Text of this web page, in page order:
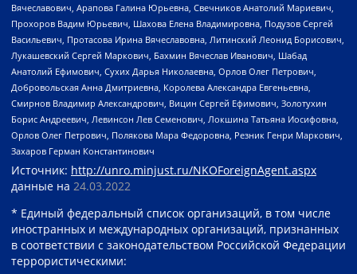
Вячеславович, Арапова Галина Юрьевна, Свечников Анатолий Мариевич,
Прохоров Вадим Юрьевич, Шахова Елена Владимировна, Подузов Сергей
Васильевич, Протасова Ирина Вячеславовна, Литинский Леонид Борисович,
Лукашевский Сергей Маркович, Бахмин Вячеслав Иванович, Шабад
Анатолий Ефимович, Сухих Дарья Николаевна, Орлов Олег Петрович,
Добровольская Анна Дмитриевна, Королева Александра Евгеньевна,
Смирнов Владимир Александрович, Вицин Сергей Ефимович, Золотухин
Борис Андреевич, Левинсон Лев Семенович, Локшина Татьяна Иосифовна,
Орлов Олег Петрович, Полякова Мара Федоровна, Резник Генри Маркович,
Захаров Герман Константинович
Источник: http://unro.minjust.ru/NKOForeignAgent.aspx
данные на 24.03.2022
* Единый федеральный список организаций, в том числе
иностранных и международных организаций, признанных
в соответствии с законодательством Российской Федерации
террористическими: